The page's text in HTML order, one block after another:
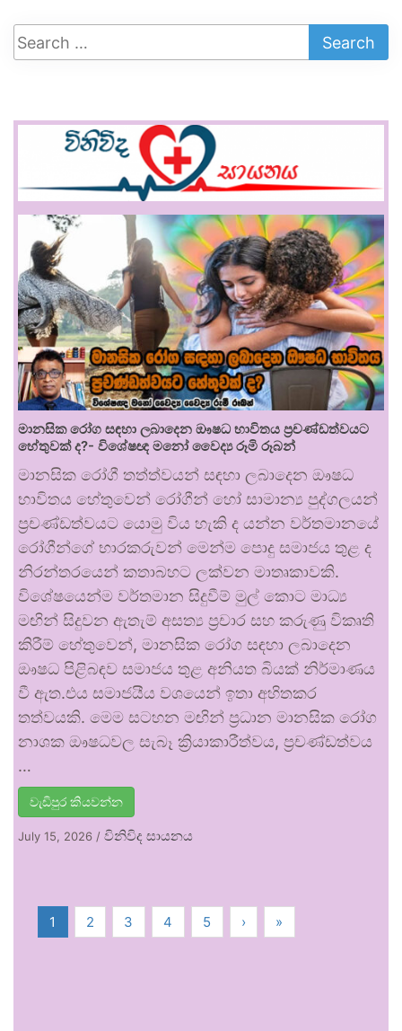
මානසික රෝග සඳහා ලබාදෙන ඖෂධ භාවිතය ප්‍රචණ්ඩත්වයට
හේතුවක් ද?- විශේෂඥ මනෝ වෛද්‍ය රූමි රූබන්
මානසික රෝගී තත්ත්වයන් සඳහා ලබාදෙන ඖෂධ
භාවිතය හේතුවෙන් රෝගීන් හෝ සාමාන්‍ය පුද්ගලයන්
ප්‍රචණ්ඩත්වයට යොමු විය හැකි ද යන්න වර්තමානයේ
රෝගීන්ගේ භාරකරුවන් මෙන්ම පොදු සමාජය තුළ ද
නිරන්තරයෙන් කතාබහට ලක්වන මාතෘකාවකි.
විශේෂයෙන්ම වර්තමාන සිදුවීම් මුල් කොට මාධ්‍ය
මඟින් සිදුවන ඇතැම් අසත්‍ය ප්‍රචාර සහ කරුණු විකෘති
කිරීම් හේතුවෙන්, මානසික රෝග සඳහා ලබාදෙන
ඖෂධ පිළිබඳව සමාජය තුළ අනියත බියක් නිර්මාණය
වී ඇත.එය සමාජයීය වශයෙන් ඉතා අහිතකර
තත්වයකි. මෙම සටහන මඟින් ප්‍රධාන මානසික රෝග
නාශක ඖෂධවල සැබෑ ක්‍රියාකාරීත්වය, ප්‍රචණ්ඩත්වය
…
වැඩිපුර කියවන්න
July 15, 2026 / විනිවිද සායනය
1 2 3 4 5 › »